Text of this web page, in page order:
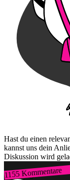
Hast du einen
kannst uns dein
Diskussion wird
1155 Kommentare
Zum Login